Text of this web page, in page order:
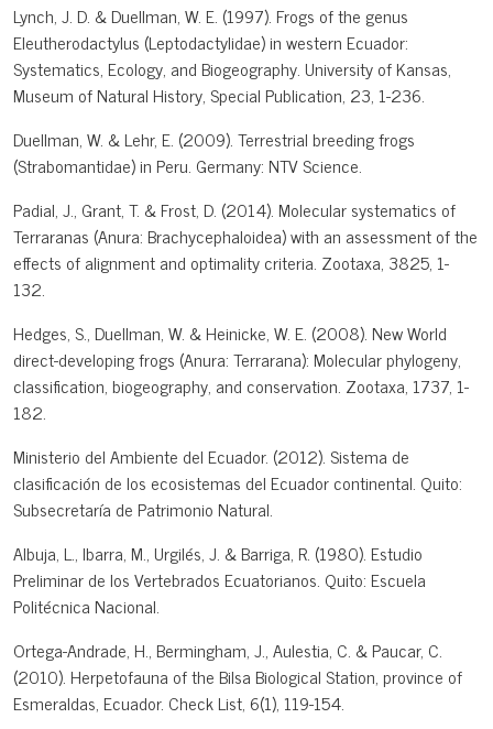
Lynch, J. D. & Duellman, W. E. (1997). Frogs of the genus
Eleutherodactylus (Leptodactylidae) in western Ecuador:
Systematics, Ecology, and Biogeography. University of Kansas,
Museum of Natural History, Special Publication, 23, 1-236.
Duellman, W. & Lehr, E. (2009). Terrestrial breeding frogs
(Strabomantidae) in Peru. Germany: NTV Science.
Padial, J., Grant, T. & Frost, D. (2014). Molecular systematics of
Terraranas (Anura: Brachycephaloidea) with an assessment of the
effects of alignment and optimality criteria. Zootaxa, 3825, 1-
132.
Hedges, S., Duellman, W. & Heinicke, W. E. (2008). New World
direct-developing frogs (Anura: Terrarana): Molecular phylogeny,
classification, biogeography, and conservation. Zootaxa, 1737, 1-
182.
Ministerio del Ambiente del Ecuador. (2012). Sistema de
clasificación de los ecosistemas del Ecuador continental. Quito:
Subsecretaría de Patrimonio Natural.
Albuja, L., Ibarra, M., Urgilés, J. & Barriga, R. (1980). Estudio
Preliminar de los Vertebrados Ecuatorianos. Quito: Escuela
Politécnica Nacional.
Ortega-Andrade, H., Bermingham, J., Aulestia, C. & Paucar, C.
(2010). Herpetofauna of the Bilsa Biological Station, province of
Esmeraldas, Ecuador. Check List, 6(1), 119-154.